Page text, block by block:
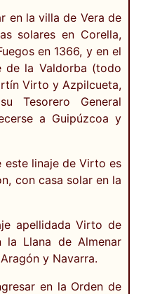
en la villa de Vera de
solares en Corella,
en 1366, y en el
de la Valdorba (todo
Virto y Azpilcueta,
Tesorero General
a Guipúzcoa y
este linaje de Virto es
con casa solar en la
apellidada Virto de
la Llana de Almenar
y Navarra.
en la Orden de